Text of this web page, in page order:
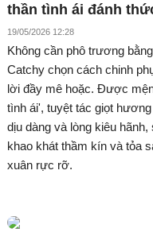
thần tình ái đánh
19/05/2026 12:28
Không cần phô trương
Catchy chọn cách chinh
lời đầy mê hoặc. Được
tình ái', tuyệt tác giọt
dịu dàng và lòng kiêu
khao khát thầm kín và tỏa
xuân rực rỡ.